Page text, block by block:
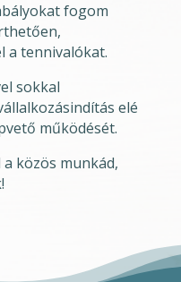
fogom
a tennivalókat.
sokkal
elé
működését.
közös munkád,